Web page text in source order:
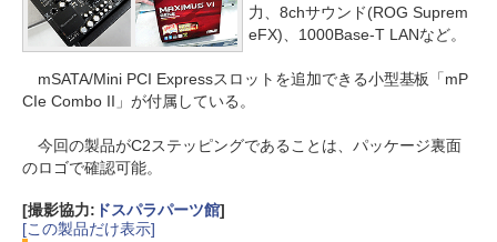
力、8chサウンド(ROG Suprem
eFX)、1000Base-T LANなど。
mSATA/Mini PCI Expressスロットを追加できる小型基板「mP
CIe Combo II」が付属している。
今回の製品がC2ステッピングであることは、パッケージ裏面
のロゴで確認可能。
[撮影協力: ドスパラパーツ館]
[この製品だけ表示]